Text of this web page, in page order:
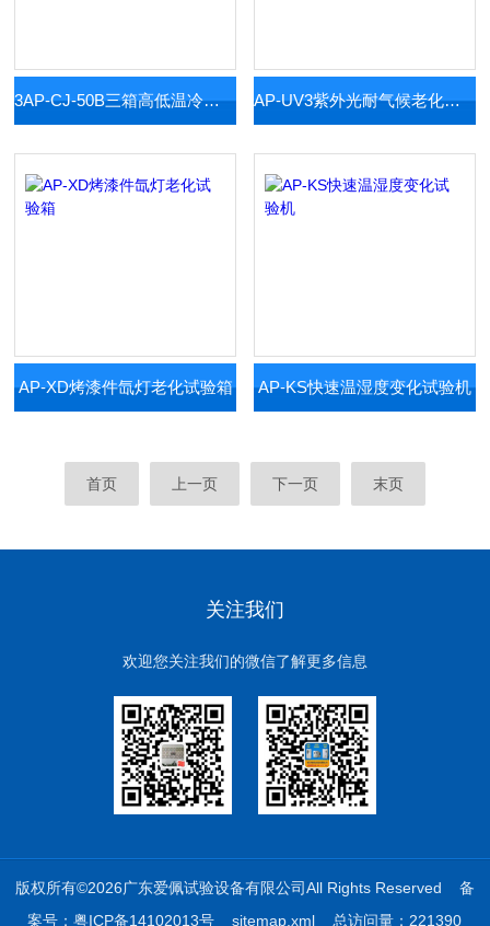
3AP-CJ-50B三箱高低温冷热冲击箱 AP-UV3紫外光耐气候老化试验箱
AP-XD烤漆件氙灯老化试验箱 AP-KS快速温湿度变化试验机
首页 上一页 下一页 末页
关注我们
欢迎您关注我们的微信了解更多信息
版权所有©2026广东爱佩试验设备有限公司All Rights Reserved 备
案号：粤ICP备14102013号
sitemap.xml 总访问量：221390